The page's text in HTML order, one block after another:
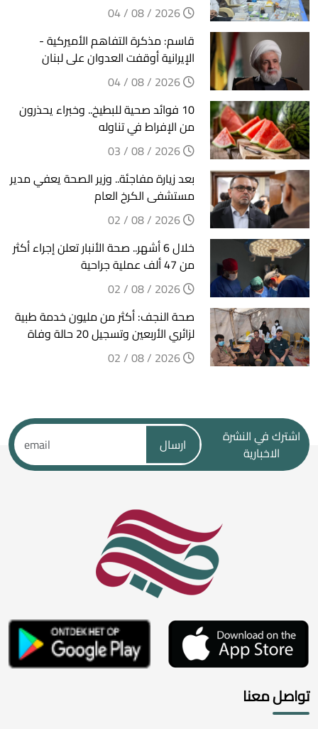
قاسم: مذكرة التفاهم الأميركية -
الإيرانية أوقفت العدوان على لبنان
10 فوائد صحية للبطيخ.. وخبراء يحذرون
من الإفراط في تناوله
بعد زيارة مفاجئة.. وزير الصحة يعفي مدير
مستشفى الكرخ العام
خلال 6 أشهر.. صحة الأنبار تعلن إجراء أكثر
من 47 ألف عملية جراحية
صحة النجف: أكثر من مليون خدمة طبية
لزائري الأربعين وتسجيل 20 حالة وفاة
اشترك في النشرة
الاخبارية
ارسال
تواصل معنا